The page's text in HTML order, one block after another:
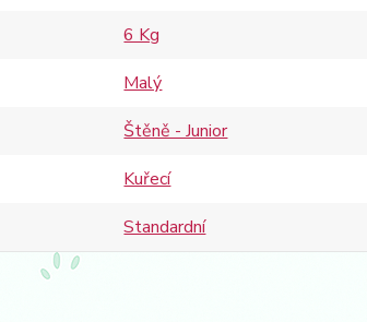
6 Kg
Malý
Štěně - Junior
Kuřecí
Standardní